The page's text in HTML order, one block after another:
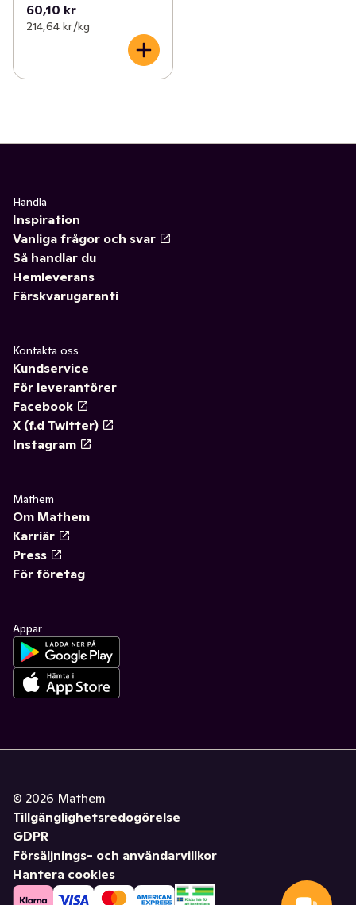
60,10 kr
214,64 kr /kg
Handla
Inspiration
Vanliga frågor och svar
Så handlar du
Hemleverans
Färskvarugaranti
Kontakta oss
Kundservice
För leverantörer
Facebook
X (f.d Twitter)
Instagram
Mathem
Om Mathem
Karriär
Press
För företag
Appar
© 2026 Mathem
Tillgänglighetsredogörelse
GDPR
Försäljnings- och användarvillkor
Hantera cookies